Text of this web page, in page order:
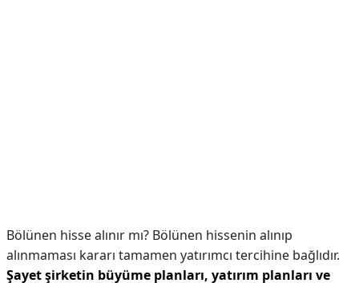
Bölünen hisse alınır mı? Bölünen hissenin alınıp
alınmaması kararı tamamen yatırımcı tercihine bağlıdır.
Şayet şirketin büyüme planları, yatırım planları ve